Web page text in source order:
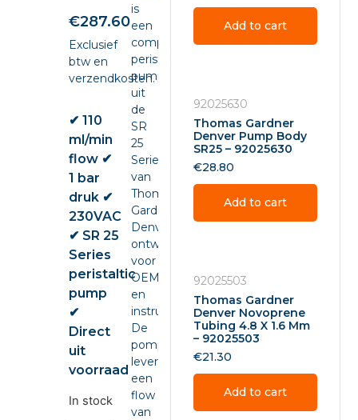
€287.60
Exclusief
btw en
verzendkosten.
✔ 110
ml/min
flow ✔
1 bar
druk ✔
230VAC
✔ SR 25
Series
peristaltic
pump
✔
Direct
uit
voorraad
In stock
is
een
compacte
peristaltic
pump
uit
de
SR
25
Series
van
Thomas
Gardner
Denver,
ontwikkeld
voor
OEM-
en
instrumentintegratie.
De
pomp
levert
een
flow
van
Add to cart
92025630
Thomas Gardner
Denver Pump Body
SR25 – 92025630
€28.80
Add to cart
92025503
Thomas Gardner
Denver Novoprene
Tubing 4.8 X 1.6 Mm
– 92025503
€21.30
Add to cart